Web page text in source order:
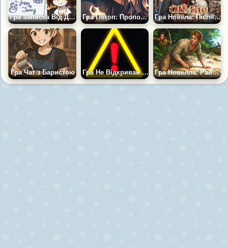
Гра Записка Від Дженні Гра Потоп: Проповідь Для Мертвих Гра Новела: Після Роботи
Гра Чат з Баристою Гра Не Відкривай Це Гра Новелла: Райське Місце